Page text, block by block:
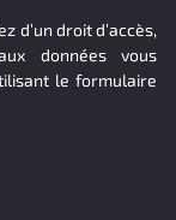
d’un droit d’accès,
données vous
le formulaire